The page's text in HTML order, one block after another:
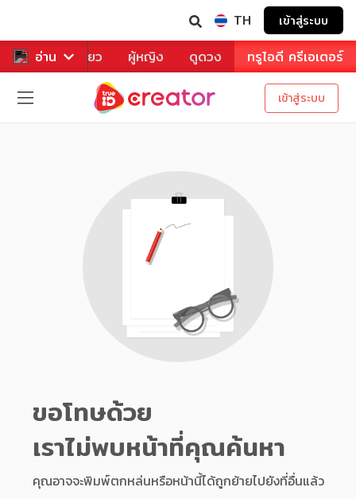
TH เข้าสู่ระบบ
อ่าน
หาร ท่องเที่ยว ผู้หญิง ดูดวง ทรูไอดี ครีเอเตอร์
เข้าสู่ระบบ
ขอโทษด้วย
เราไม่พบหน้าที่คุณค้นหา
คุณอาจจะพิมพ์ตกหล่นหรือหน้านี้ได้ถูกย้ายไปยังที่อื่นแล้ว